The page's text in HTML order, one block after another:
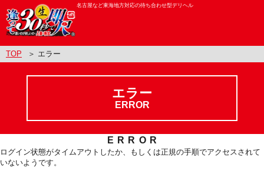
名古屋など東海地方対応の待ち合わせ型デリヘル
TOP ＞ エラー
エラー
ERROR
ERROR
ログイン状態がタイムアウトしたか、もしくは正規の手順でアクセスされて
いないようです。